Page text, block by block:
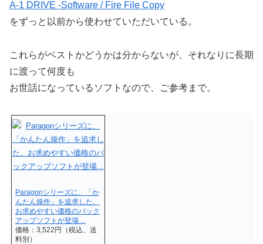
A-1 DRIVE -Software / Fire File Copy
をずっと以前から使わせていただいている。
これらがベストかどうかは分からないが、それなりに長期
に渡って何度も
お世話になっているソフトなので、ご参考まで。
Paragonシリーズに、「か
んたん操作」を追求した、
お求めやすい価格のバック
アップソフトが登場…
価格：3,522円（税込、送
料別）